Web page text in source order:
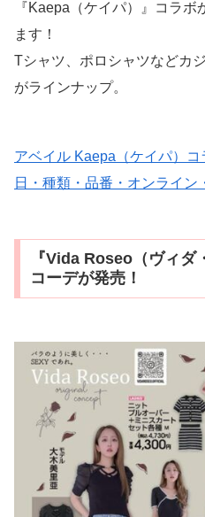
『Kaepa（ケイパ）』コラ
ます！
Tシャツ、ポロシャツなどカ
がラインナップ。
アベイル Kaepa（ケイパ）
日・種類・品番・オンライン
『Vida Roseo（ヴィダ
コーデが発売！